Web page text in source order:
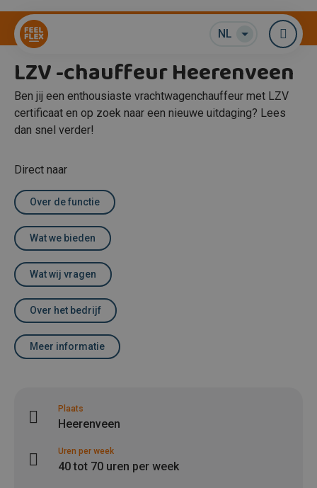
NL
LZV -chauffeur Heerenveen
Ben jij een enthousiaste vrachtwagenchauffeur met LZV
certificaat en op zoek naar een nieuwe uitdaging? Lees
dan snel verder!
Direct naar
Over de functie
Wat we bieden
Wat wij vragen
Over het bedrijf
Meer informatie
Plaats
Heerenveen
Uren per week
40 tot 70 uren per week